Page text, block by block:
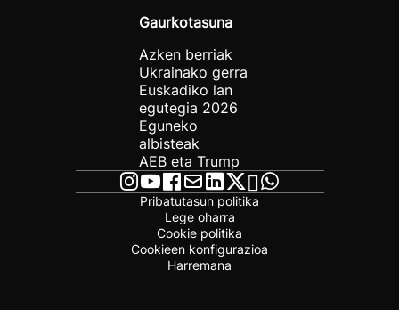
Gaurkotasuna
Azken berriak
Ukrainako gerra
Euskadiko lan
egutegia 2026
Eguneko
albisteak
AEB eta Trump
Pribatutasun politika
Lege oharra
Cookie politika
Cookieen konfigurazioa
Harremana